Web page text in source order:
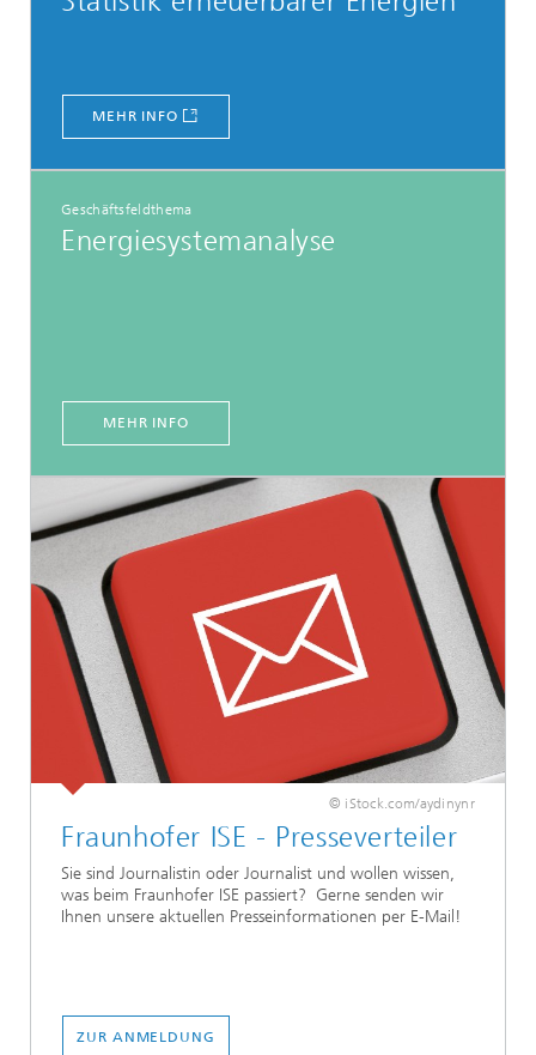
MEHR INFO
Geschäftsfeldthema
Energiesystemanalyse
MEHR INFO
© iStock.com/aydinynr
Fraunhofer ISE - Presseverteiler
Sie sind Journalistin oder Journalist und wollen wissen,
was beim Fraunhofer ISE passiert? Gerne senden wir
Ihnen unsere aktuellen Presseinformationen per E-Mail!
ZUR ANMELDUNG